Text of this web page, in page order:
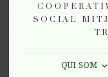
SOCIAL
QUI SOM